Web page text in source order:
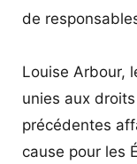
de
Louise Arbour,
unies aux
précédentes
cause pour les